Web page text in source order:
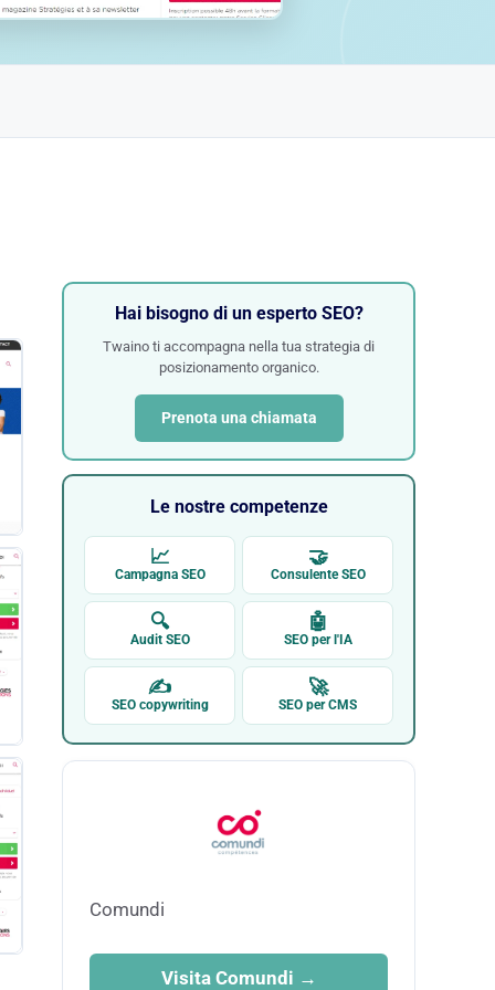
Hai bisogno di un esperto SEO?
Twaino ti accompagna nella tua strategia di
posizionamento organico.
Prenota una chiamata
Le nostre competenze
📈
Campagna SEO
🤝
Consulente SEO
🔍
Audit SEO
🤖
SEO per l'IA
✍
SEO copywriting
🚀
SEO per CMS
Comundi
Visita Comundi →